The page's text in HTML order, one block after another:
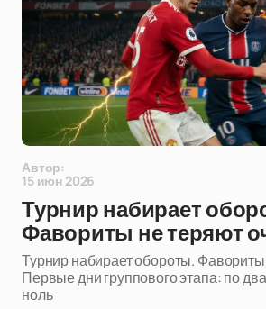
Автор:
15 июн 2026
Турнир набирает
Фавориты не теряют
Турнир набирает обороты.
Первые дни группового этапа: по
ноль